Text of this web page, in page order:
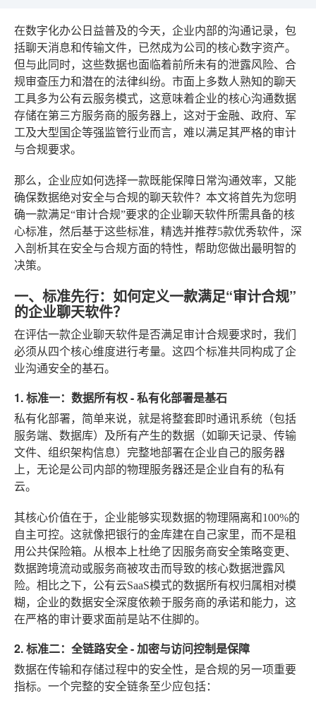
在数字化办公日益普及的今天，企业内部的沟通记录，包
括聊天消息和传输文件，已然成为公司的核心数字资产。
但与此同时，这些数据也面临着前所未有的泄露风险、合
规审查压力和潜在的法律纠纷。市面上多数人熟知的聊天
工具多为公有云服务模式，这意味着企业的核心沟通数据
存储在第三方服务商的服务器上，这对于金融、政府、军
工及大型国企等强监管行业而言，难以满足其严格的审计
与合规要求。
那么，企业应如何选择一款既能保障日常沟通效率，又能
确保数据绝对安全与合规的聊天软件？本文将首先为您明
确一款满足“审计合规”要求的企业聊天软件所需具备的核
心标准，然后基于这些标准，精选并推荐5款优秀软件，深
入剖析其在安全与合规方面的特性，帮助您做出最明智的
决策。
一、标准先行：如何定义一款满足“审计合规”
的企业聊天软件？
在评估一款企业聊天软件是否满足审计合规要求时，我们
必须从四个核心维度进行考量。这四个标准共同构成了企
业沟通安全的基石。
1. 标准一：数据所有权 - 私有化部署是基石
私有化部署，简单来说，就是将整套即时通讯系统（包括
服务端、数据库）及所有产生的数据（如聊天记录、传输
文件、组织架构信息）完整地部署在企业自己的服务器
上，无论是公司内部的物理服务器还是企业自有的私有
云。
其核心价值在于，企业能够实现数据的物理隔离和100%的
自主可控。这就像把银行的金库建在自己家里，而不是租
用公共保险箱。从根本上杜绝了因服务商安全策略变更、
数据跨境流动或服务商被攻击而导致的核心数据泄露风
险。相比之下，公有云SaaS模式的数据所有权归属相对模
糊，企业的数据安全深度依赖于服务商的承诺和能力，这
在严格的审计要求面前是站不住脚的。
2. 标准二：全链路安全 - 加密与访问控制是保障
数据在传输和存储过程中的安全性，是合规的另一项重要
指标。一个完整的安全链条至少应包括：